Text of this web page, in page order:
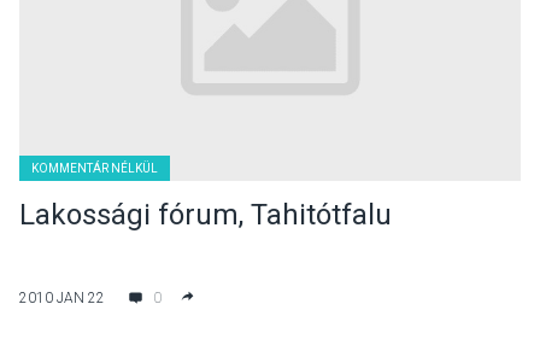
KOMMENTÁR NÉLKÜL
Lakossági fórum, Tahitótfalu
2010 JAN 22 0